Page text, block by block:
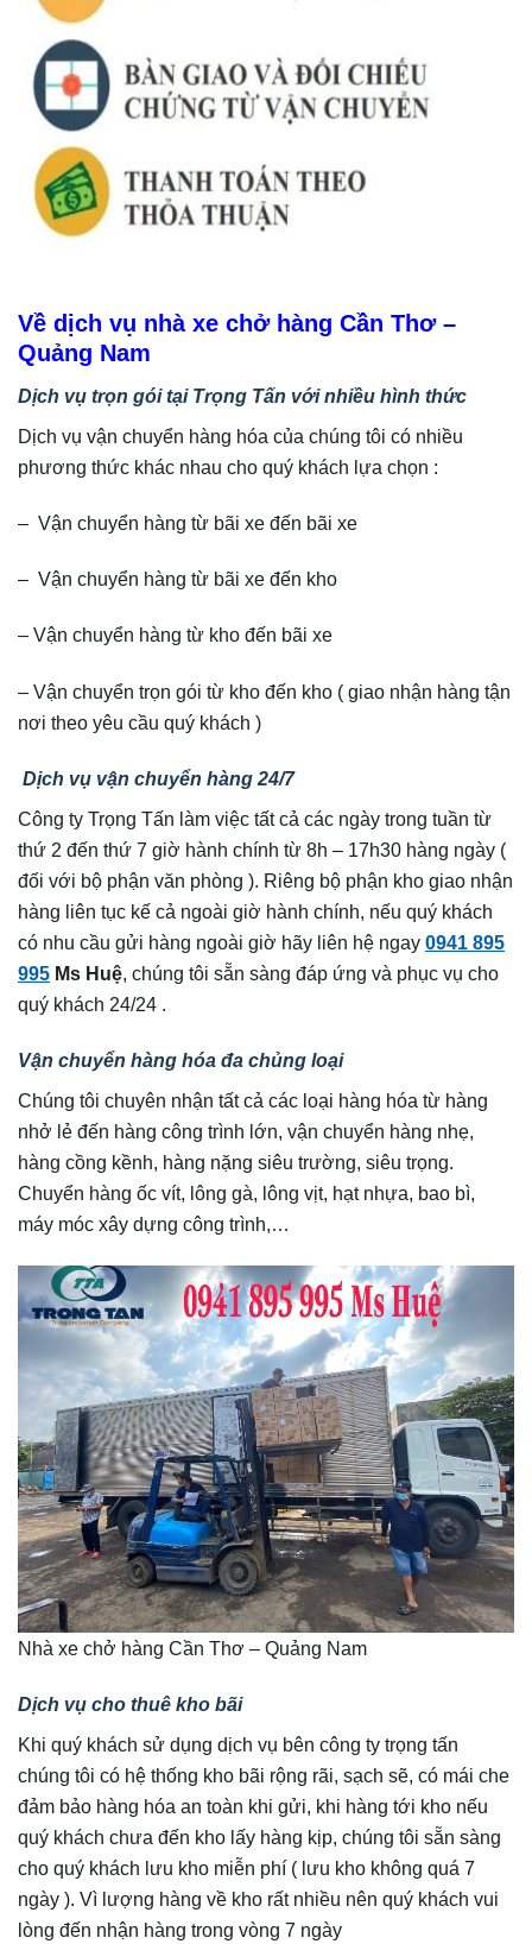
Về dịch vụ nhà xe chở hàng Cần Thơ –
Quảng Nam
Dịch vụ trọn gói tại Trọng Tấn với nhiều hình thức
Dịch vụ vận chuyển hàng hóa của chúng tôi có nhiều
phương thức khác nhau cho quý khách lựa chọn :
– Vận chuyển hàng từ bãi xe đến bãi xe
– Vận chuyển hàng từ bãi xe đến kho
– Vận chuyển hàng từ kho đến bãi xe
– Vận chuyển trọn gói từ kho đến kho ( giao nhận hàng tận
nơi theo yêu cầu quý khách )
Dịch vụ vận chuyển hàng 24/7
Công ty Trọng Tấn làm việc tất cả các ngày trong tuần từ
thứ 2 đến thứ 7 giờ hành chính từ 8h – 17h30 hàng ngày (
đối với bộ phận văn phòng ). Riêng bộ phận kho giao nhận
hàng liên tục kế cả ngoài giờ hành chính, nếu quý khách
có nhu cầu gửi hàng ngoài giờ hãy liên hệ ngay 0941 895
995 Ms Huệ, chúng tôi sẵn sàng đáp ứng và phục vụ cho
quý khách 24/24 .
Vận chuyển hàng hóa đa chủng loại
Chúng tôi chuyên nhận tất cả các loại hàng hóa từ hàng
nhở lẻ đến hàng công trình lớn, vận chuyển hàng nhẹ,
hàng cồng kềnh, hàng nặng siêu trường, siêu trọng.
Chuyển hàng ốc vít, lông gà, lông vịt, hạt nhựa, bao bì,
máy móc xây dựng công trình,…
Nhà xe chở hàng Cần Thơ – Quảng Nam
Dịch vụ cho thuê kho bãi
Khi quý khách sử dụng dịch vụ bên công ty trọng tấn
chúng tôi có hệ thống kho bãi rộng rãi, sạch sẽ, có mái che
đảm bảo hàng hóa an toàn khi gửi, khi hàng tới kho nếu
quý khách chưa đến kho lấy hàng kịp, chúng tôi sẵn sàng
cho quý khách lưu kho miễn phí ( lưu kho không quá 7
ngày ). Vì lượng hàng về kho rất nhiều nên quý khách vui
lòng đến nhận hàng trong vòng 7 ngày